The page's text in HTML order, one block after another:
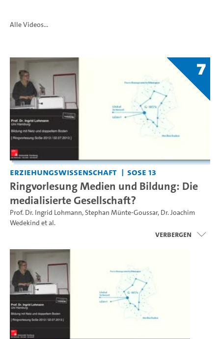
Alle Videos...
7
Erziehungswissenschaft SoSe 13
Ringvorlesung Medien und Bildung: Die
medialisierte Gesellschaft?
Prof. Dr. Ingrid Lohmann,Stephan Münte-Goussar, Dr. Joachim
Wedekind et al.
Verbergen